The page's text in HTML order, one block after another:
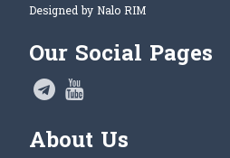
Designed by Nalo RIM
Our Social Pages
About Us